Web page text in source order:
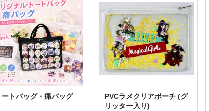
ートバッグ・痛バッグ
PVCラメクリアポーチ (グ
リッター入り)